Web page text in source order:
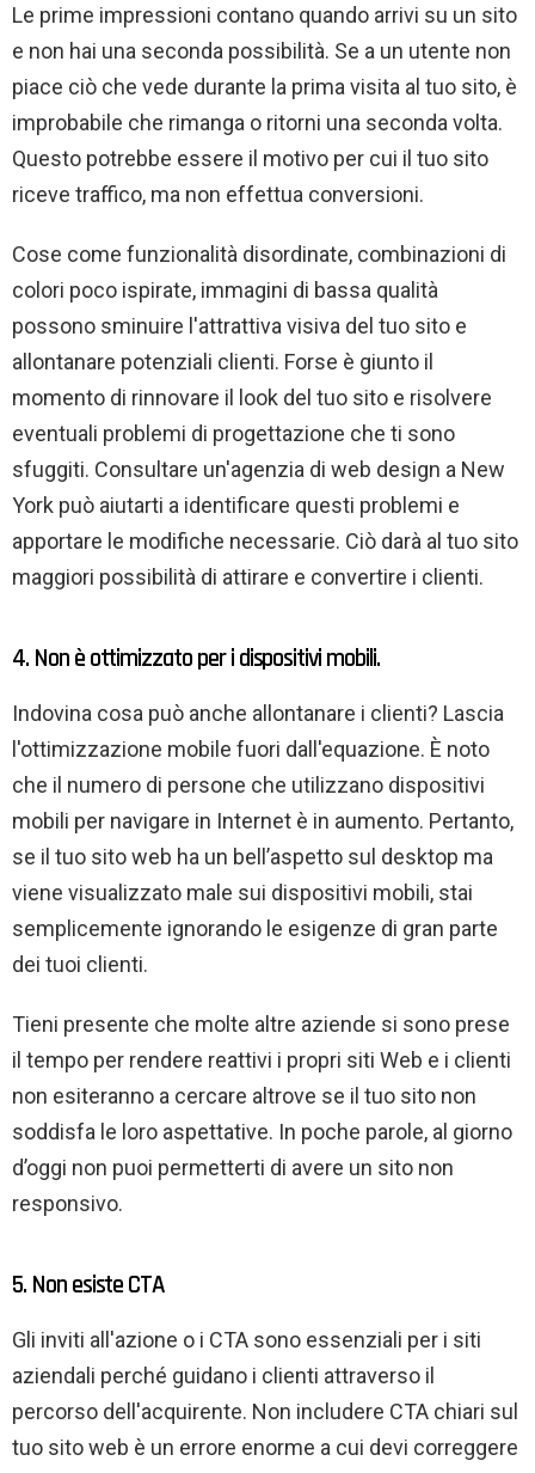
Le prime impressioni contano quando arrivi su un sito
e non hai una seconda possibilità. Se a un utente non
piace ciò che vede durante la prima visita al tuo sito, è
improbabile che rimanga o ritorni una seconda volta.
Questo potrebbe essere il motivo per cui il tuo sito
riceve traffico, ma non effettua conversioni.
Cose come funzionalità disordinate, combinazioni di
colori poco ispirate, immagini di bassa qualità
possono sminuire l'attrattiva visiva del tuo sito e
allontanare potenziali clienti. Forse è giunto il
momento di rinnovare il look del tuo sito e risolvere
eventuali problemi di progettazione che ti sono
sfuggiti. Consultare un'agenzia di web design a New
York può aiutarti a identificare questi problemi e
apportare le modifiche necessarie. Ciò darà al tuo sito
maggiori possibilità di attirare e convertire i clienti.
4. Non è ottimizzato per i dispositivi mobili.
Indovina cosa può anche allontanare i clienti? Lascia
l'ottimizzazione mobile fuori dall'equazione. È noto
che il numero di persone che utilizzano dispositivi
mobili per navigare in Internet è in aumento. Pertanto,
se il tuo sito web ha un bell’aspetto sul desktop ma
viene visualizzato male sui dispositivi mobili, stai
semplicemente ignorando le esigenze di gran parte
dei tuoi clienti.
Tieni presente che molte altre aziende si sono prese
il tempo per rendere reattivi i propri siti Web e i clienti
non esiteranno a cercare altrove se il tuo sito non
soddisfa le loro aspettative. In poche parole, al giorno
d’oggi non puoi permetterti di avere un sito non
responsivo.
5. Non esiste CTA
Gli inviti all'azione o i CTA sono essenziali per i siti
aziendali perché guidano i clienti attraverso il
percorso dell'acquirente. Non includere CTA chiari sul
tuo sito web è un errore enorme a cui devi correggere